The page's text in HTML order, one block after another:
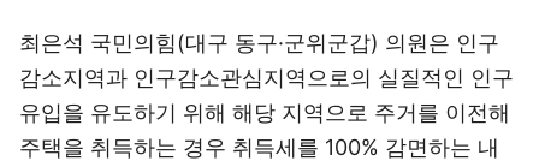
최은석 국민의힘(대구 동구·군위군갑) 의원은 인구
감소지역과 인구감소관심지역으로의 실질적인 인구
유입을 유도하기 위해 해당 지역으로 주거를 이전해
주택을 취득하는 경우 취득세를 100% 감면하는 내